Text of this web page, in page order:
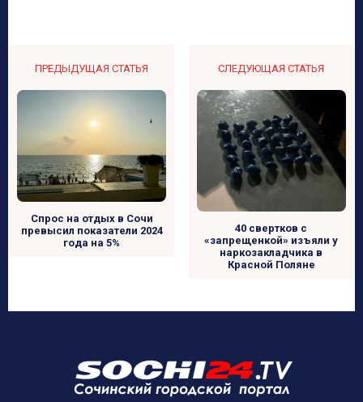
ПРЕДЫДУЩАЯ СТАТЬЯ
Спрос на отдых в Сочи
превысил показатели 2024
года на 5%
СЛЕДУЮЩАЯ СТАТЬЯ
40 свертков с
«запрещенкой» изъяли у
наркозакладчика в
Красной Поляне